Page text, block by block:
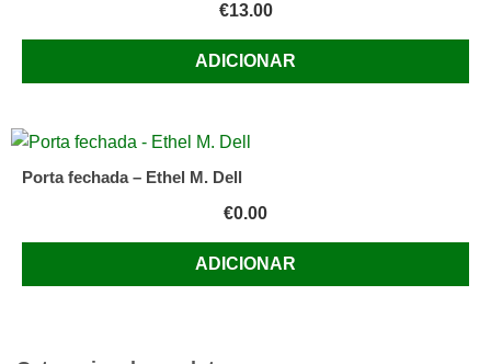
€13.00
ADICIONAR
Porta fechada – Ethel M. Dell
€0.00
ADICIONAR